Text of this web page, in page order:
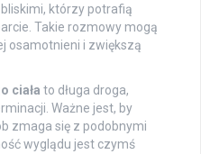
którzy potrafią
Takie rozmowy mogą
osamotnieni i zwiększą
ciała to długa droga,
Ważne jest, by
zmaga się z podobnymi
wyglądu jest czymś